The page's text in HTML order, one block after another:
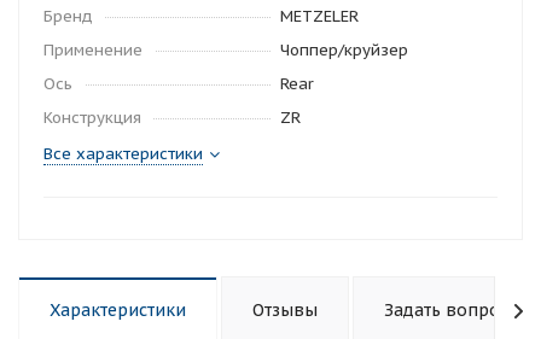
Бренд
METZELER
Применение
Чоппер/круйзер
Ось
Rear
Конструкция
ZR
Все характеристики
Характеристики Отзывы Задать вопрос